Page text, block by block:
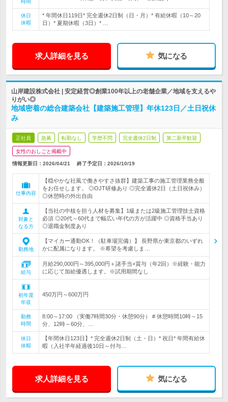
時間
休日
休暇
* 年間休日119日* 完全週休2日制（日・月）* 有給休暇（10～20
日）* 夏期休暇（3日）* …
求人詳細を見る 気になる
山岸建設株式会社 | 安定経営◎創業100年以上の老舗企業／地域を支えるや
りがい◎
地域密着の総合建築会社【建築施工管理】年休123日／土日祝休
み
正社員 急募 転勤なし 学歴不問 完全週休2日制 第二新卒歓迎
女性のおしごと掲載中
情報更新日：2026/04/21 終了予定日： 2026/10/19
仕事内容
【穏やかな社風で働きやすさ抜群】建築工事の施工管理業務全般
をお任せします。 ◎OJT研修あり ◎完全週休2日（土日祝休み）
◎休憩時の外出自由
対象と
なる方
【当社の中核を担う人材を募集】1級または2級施工管理技士資格
必須 ◎20代～60代まで幅広い年代の方が活躍中 ◎資格手当あり
◎退職金制度あり
勤務地
【マイカー通勤OK！（駐車場完備）】 長野県か東京都のいずれ
かに配属になります。 ※希望を考慮しま…
給与
月給290,000円～395,000円＋諸手当+賞与（年2回）※経験・能力
に応じて加給優遇します。※試用期間なし
初年度
年収
450万円～600万円
勤務
時間
8:00～17:00 （実働7時間30分・休憩90分） # 休憩時間10時～15
分、12時～60分、…
休日
休暇
【年間休日123日】* 完全週休2日制（土・日）* 祝日* 年間有給休
暇（入社半年経過後10日～付与…
求人詳細を見る 気になる